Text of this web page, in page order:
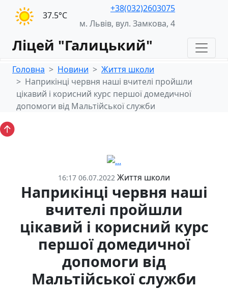
37.5°С
+38(032)2603075
м. Львів, вул. Замкова, 4
Ліцей "Галицький"
Головна Новини
Життя школи
Наприкінці червня наші вчителі пройшли
цікавий і корисний курс першої домедичної
допомоги від Мальтійської служби
16:17 06.07.2022 Життя школи
Наприкінці червня наші
вчителі пройшли
цікавий і корисний курс
першої домедичної
допомоги від
Мальтійської служби